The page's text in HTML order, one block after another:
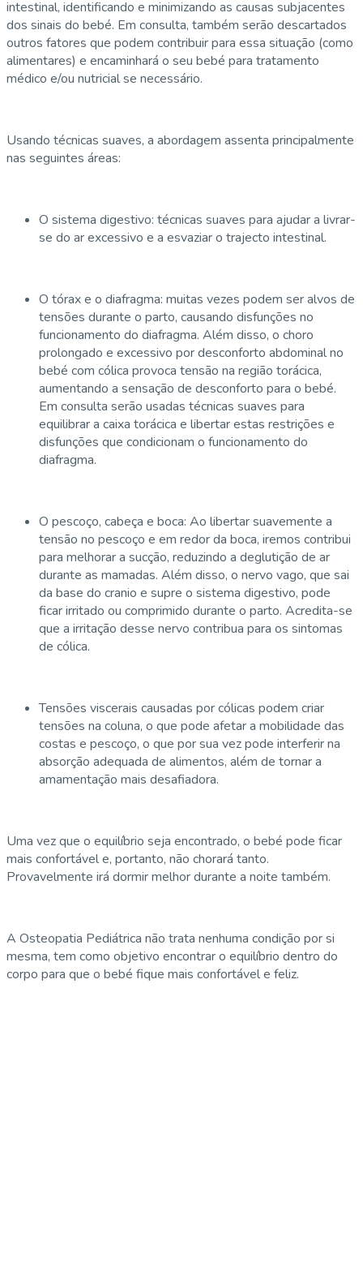
intestinal, identificando e minimizando as causas subjacentes
dos sinais do bebé. Em consulta, também serão descartados
outros fatores que podem contribuir para essa situação (como
alimentares) e encaminhará o seu bebé para tratamento
médico e/ou nutricial se necessário.
Usando técnicas suaves, a abordagem assenta principalmente
nas seguintes áreas:
O sistema digestivo: técnicas suaves para ajudar a livrar-
se do ar excessivo e a esvaziar o trajecto intestinal.
O tórax e o diafragma: muitas vezes podem ser alvos de
tensões durante o parto, causando disfunções no
funcionamento do diafragma. Além disso, o choro
prolongado e excessivo por desconforto abdominal no
bebé com cólica provoca tensão na região torácica,
aumentando a sensação de desconforto para o bebé.
Em consulta serão usadas técnicas suaves para
equilibrar a caixa torácica e libertar estas restrições e
disfunções que condicionam o funcionamento do
diafragma.
O pescoço, cabeça e boca: Ao libertar suavemente a
tensão no pescoço e em redor da boca, iremos contribui
para melhorar a sucção, reduzindo a deglutição de ar
durante as mamadas. Além disso, o nervo vago, que sai
da base do cranio e supre o sistema digestivo, pode
ficar irritado ou comprimido durante o parto. Acredita-se
que a irritação desse nervo contribua para os sintomas
de cólica.
Tensões viscerais causadas por cólicas podem criar
tensões na coluna, o que pode afetar a mobilidade das
costas e pescoço, o que por sua vez pode interferir na
absorção adequada de alimentos, além de tornar a
amamentação mais desafiadora.
Uma vez que o equilíbrio seja encontrado, o bebé pode ficar
mais confortável e, portanto, não chorará tanto.
Provavelmente irá dormir melhor durante a noite também.
A Osteopatia Pediátrica não trata nenhuma condição por si
mesma, tem como objetivo encontrar o equilíbrio dentro do
corpo para que o bebé fique mais confortável e feliz.